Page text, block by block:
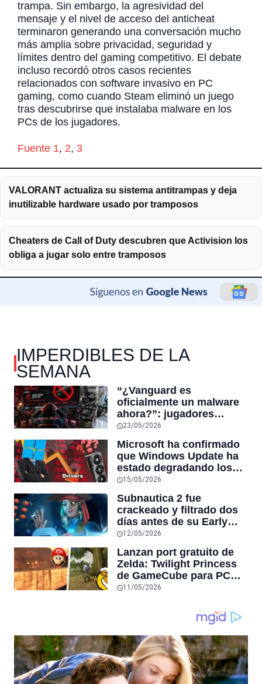
trampa. Sin embargo, la agresividad del
mensaje y el nivel de acceso del anticheat
terminaron generando una conversación mucho
más amplia sobre privacidad, seguridad y
límites dentro del gaming competitivo. El debate
incluso recordó otros casos recientes
relacionados con software invasivo en PC
gaming, como cuando Steam eliminó un juego
tras descubrirse que instalaba malware en los
PCs de los jugadores.
Fuente 1, 2, 3
VALORANT actualiza su sistema antitrampas y deja
inutilizable hardware usado por tramposos
Cheaters de Call of Duty descubren que Activision los
obliga a jugar solo entre tramposos
IMPERDIBLES DE LA
SEMANA
“¿Vanguard es
oficialmente un malware
ahora?”: jugadores
reaccionan al sistema
antitrampas de
VALORANT tras inutilizar
hardware usado por
cheaters
23/05/2026
Microsoft ha confirmado
que Windows Update ha
estado degradando los
controladores de GPU
más recientes por otros
más antiguos
15/05/2026
Subnautica 2 fue
crackeado y filtrado dos
días antes de su Early
Access en Steam,
convirtiéndose en la
tercera filtración grande
de la semana tras Forza
Horizon 6
12/05/2026
Lanzan port gratuito de
Zelda: Twilight Princess
de GameCube para PC
con 4K, frames sin límite,
desarrollo, y Nintendo no
lo puede detener
11/05/2026